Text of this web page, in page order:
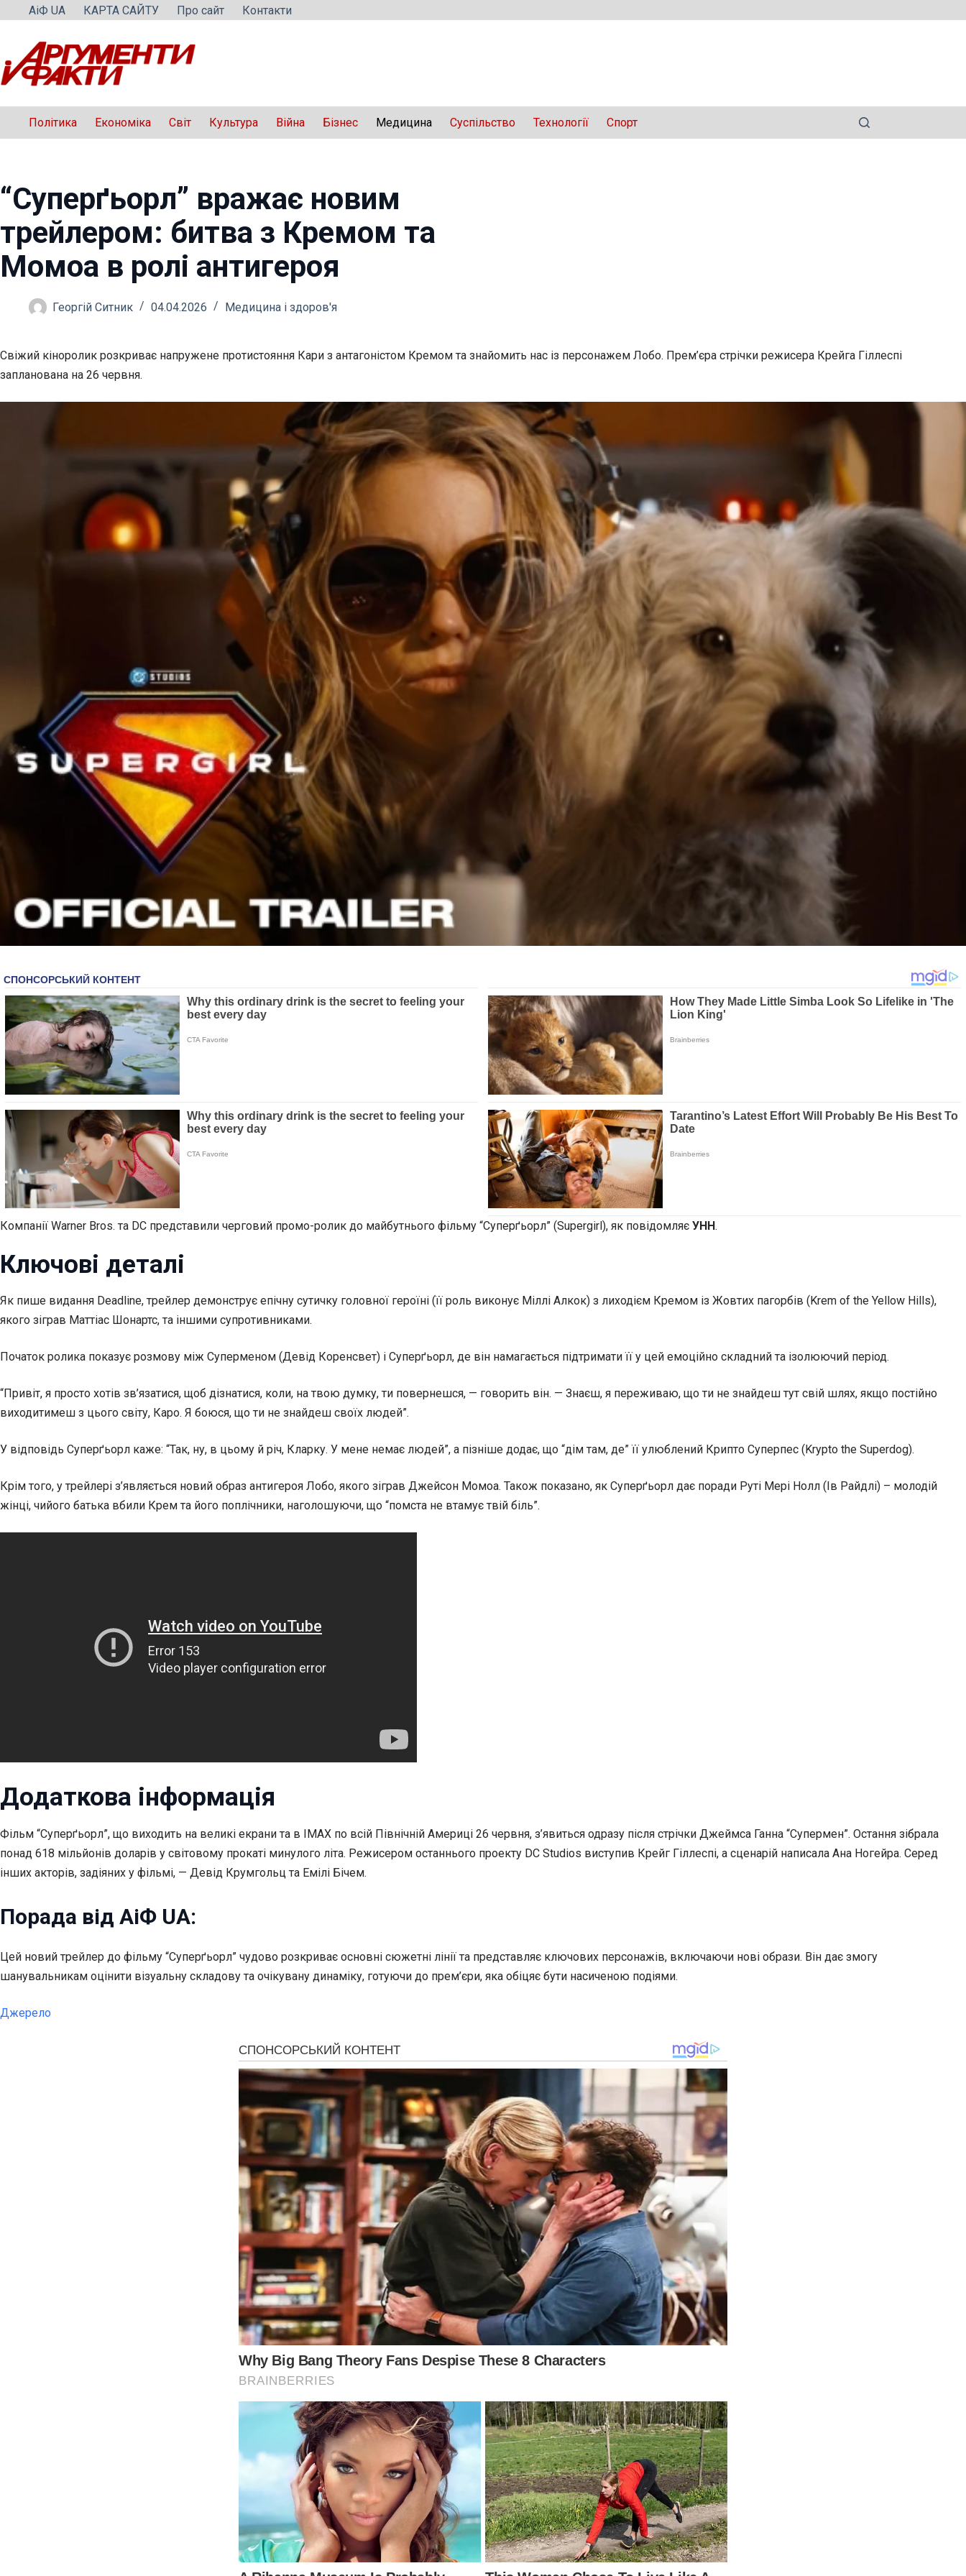
Перейти
вмісту
АіФ UA КАРТА САЙТУ Про сайт Контакти
Політика Економіка Світ Культура Війна Бізнес Медицина Суспільство Технології Спорт
“Суперґьорл” вражає новим
трейлером: битва з Кремом та
Момоа в ролі антигероя
Георгій Ситник 04.04.2026 Медицина і здоров'я
Свіжий кіноролик розкриває напружене протистояння Кари з антагоністом Кремом та знайомить нас із персонажем Лобо. Прем’єра стрічки режисера Крейга Гіллеспі
запланована на 26 червня.
Компанії Warner Bros. та DC представили черговий промо-ролик до майбутнього фільму “Суперґьорл” (Supergirl), як повідомляє УНН.
Ключові деталі
Як пише видання Deadline, трейлер демонструє епічну сутичку головної героїні (її роль виконує Міллі Алкок) з лиходієм Кремом із Жовтих пагорбів (Krem of the Yellow Hills),
якого зіграв Маттіас Шонартс, та іншими супротивниками.
Початок ролика показує розмову між Суперменом (Девід Коренсвет) і Суперґьорл, де він намагається підтримати її у цей емоційно складний та ізолюючий період.
“Привіт, я просто хотів зв’язатися, щоб дізнатися, коли, на твою думку, ти повернешся, — говорить він. — Знаєш, я переживаю, що ти не знайдеш тут свій шлях, якщо постійно
виходитимеш з цього світу, Каро. Я боюся, що ти не знайдеш своїх людей”.
У відповідь Суперґьорл каже: “Так, ну, в цьому й річ, Кларку. У мене немає людей”, а пізніше додає, що “дім там, де” її улюблений Крипто Суперпес (Krypto the Superdog).
Крім того, у трейлері з’являється новий образ антигероя Лобо, якого зіграв Джейсон Момоа. Також показано, як Суперґьорл дає поради Руті Мері Нолл (Ів Райдлі) – молодій
жінці, чийого батька вбили Крем та його поплічники, наголошуючи, що “помста не втамує твій біль”.
Додаткова інформація
Фільм “Суперґьорл”, що виходить на великі екрани та в IMAX по всій Північній Америці 26 червня, з’явиться одразу після стрічки Джеймса Ганна “Супермен”. Остання зібрала
понад 618 мільйонів доларів у світовому прокаті минулого літа. Режисером останнього проекту DC Studios виступив Крейг Гіллеспі, а сценарій написала Ана Ногейра. Серед
інших акторів, задіяних у фільмі, — Девід Крумгольц та Емілі Бічем.
Порада від АіФ UA:
Цей новий трейлер до фільму “Суперґьорл” чудово розкриває основні сюжетні лінії та представляє ключових персонажів, включаючи нові образи. Він дає змогу
шанувальникам оцінити візуальну складову та очікувану динаміку, готуючи до прем’єри, яка обіцяє бути насиченою подіями.
Джерело